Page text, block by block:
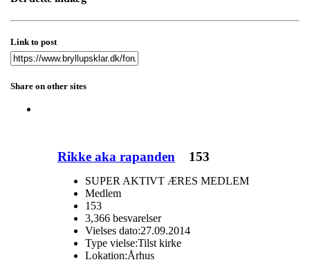
Link to post
Share on other sites
Rikke aka rapanden 153
SUPER AKTIVT ÆRES MEDLEM
Medlem
153
3,366 besvarelser
Vielses dato:27.09.2014
Type vielse:Tilst kirke
Lokation:Århus